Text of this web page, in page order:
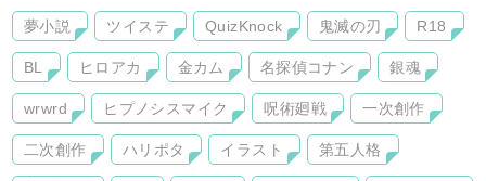
夢小説 ツイステ QuizKnock 鬼滅の刃 R18
BL ヒロアカ 金カム 名探偵コナン 銀魂
wrwrd ヒプノシスマイク 呪術廻戦 一次創作
二次創作 ハリポタ イラスト 第五人格